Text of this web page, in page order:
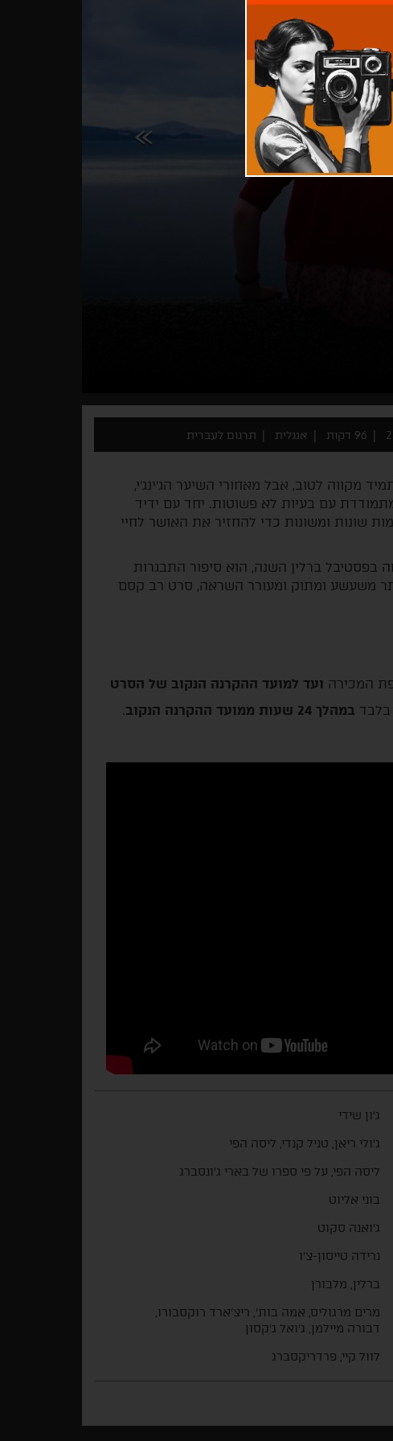
96 דקות אנגלית תרגום לעברית
מקווה לטוב, אבל מאחורי השיער הג'ינג'י,
עם בעיות לא פשוטות. יחד עם ידיד
שונות ומשונות כדי להחזיר את האושר לחיי
ברלין השנה, הוא סיפור התבגרות
משעשע ומתוק ומעורר השראה, סרט רב קסם
המכירה ועד למועד ההקרנה הנקוב של הסרט
בלבד במהלך 24 שעות ממועד ההקרנה הנקוב .
ג'ון שידי
ג'ולי ריאן, טניל קנדי, ליסה הפי
ליסה הפי, על פי ספרו של בארי ג'ונסברג
בוני אליוט
ג'ואנה סקוט
נרידה טייסון-צ'ו
ברלין, מלבורן
מרים מרגוליס, אמה בות', ריצ'ארד רוקסבורו,
דבורה מיילמן, ג'ואל ג'קסון
לוול קיי, פרדריקסברג